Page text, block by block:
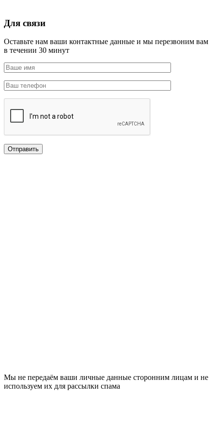
Для связи
Оставьте нам ваши контактные данные и мы перезвоним вам
в течении 30 минут
Мы не передаём ваши личные данные сторонним лицам и не
используем их для рассылки спама